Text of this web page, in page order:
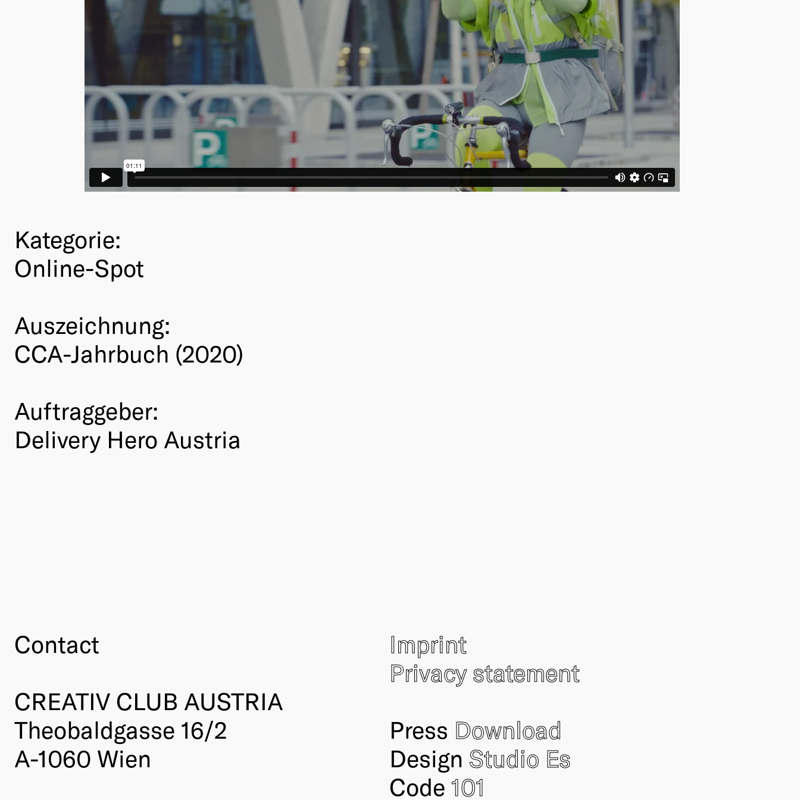
Kategorie:
Online-Spot
Auszeichnung:
CCA-Jahrbuch (2020)
Auftraggeber:
Delivery Hero Austria
Contact
CREATIV CLUB AUSTRIA
Theobaldgasse 16/2
A-1060 Wien
Imprint
Privacy statement
Press Download
Design Studio Es
Code 101